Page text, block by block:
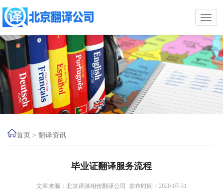
首页 > 翻译资讯
毕业证翻译服务流程
文章来源：北京译脉相传翻译公司 发布时间：2020-07-31